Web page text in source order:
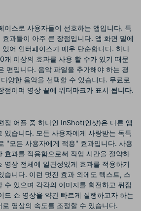
이스로 사용자들이 선호하는 앱입니다. 특
과들이 아주 큰 장점입니다. 앱 화면 밑에
있어 인터페이스가 매우 단순합니다. 하나
개 이상의 효과를 사용 할 수가 있기 때문
편입니다. 음악 파일을 추가해야 하는 경
양한 음악을 선택할 수 있습니다. 무료로
점이며 영상 끝에 워터마크가 표시 됩니다.
집 어플 중 하나인 InShot(인샷)은 다른 앱
있습니다. 모든 사용자에게 사랑받는 독특
"모든 사용자에게 적용" 효과입니다. 사용
효과를 적용함으로써 작업 시간을 절약하
영상 전체에 일관성있게 효과를 적용하기
습니다. 이런 멋진 효과 외에도 텍스트, 스
수 있으며 각각의 이미지를 회전하고 뒤집
드 쇼 영상을 약간 빠르게 실행하고자 하는
영상의 속도를 조정할 수 있습니다.